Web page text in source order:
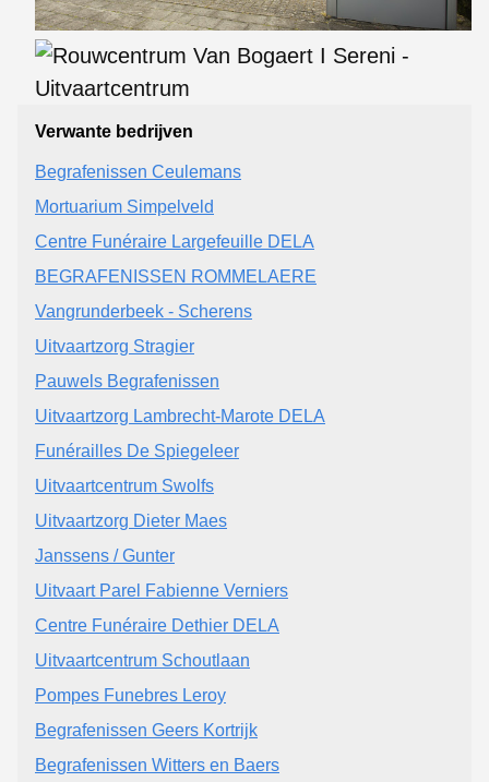
Verwante bedrijven
Begrafenissen Ceulemans
Mortuarium Simpelveld
Centre Funéraire Largefeuille DELA
BEGRAFENISSEN ROMMELAERE
Vangrunderbeek - Scherens
Uitvaartzorg Stragier
Pauwels Begrafenissen
Uitvaartzorg Lambrecht-Marote DELA
Funérailles De Spiegeleer
Uitvaartcentrum Swolfs
Uitvaartzorg Dieter Maes
Janssens / Gunter
Uitvaart Parel Fabienne Verniers
Centre Funéraire Dethier DELA
Uitvaartcentrum Schoutlaan
Pompes Funebres Leroy
Begrafenissen Geers Kortrijk
Begrafenissen Witters en Baers